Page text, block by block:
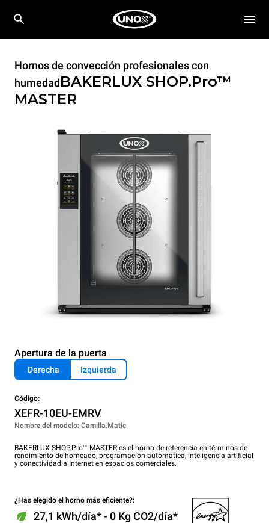
Hornos de convección profesionales con
humedadBAKERLUX SHOP.Pro™
MASTER
Apertura de la puerta
Derecha Izquierda
Código:
XEFR-10EU-EMRV
Nombre del modelo: Camilla.Matic
BAKERLUX SHOP.Pro™ MASTER es el horno de referencia en términos de
rendimiento de horneado, programación automática, inteligencia artificial
y conectividad a Internet en espacios comerciales.
¿Has elegido el horno más eficiente?:
27,1 kWh/día* - 0 Kg CO2/día*